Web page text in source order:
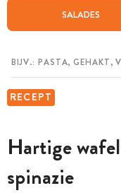
SALADES
RECEPT
Hartige
spinazie
CHAT MET MAIA
MIJN BEWAARDE